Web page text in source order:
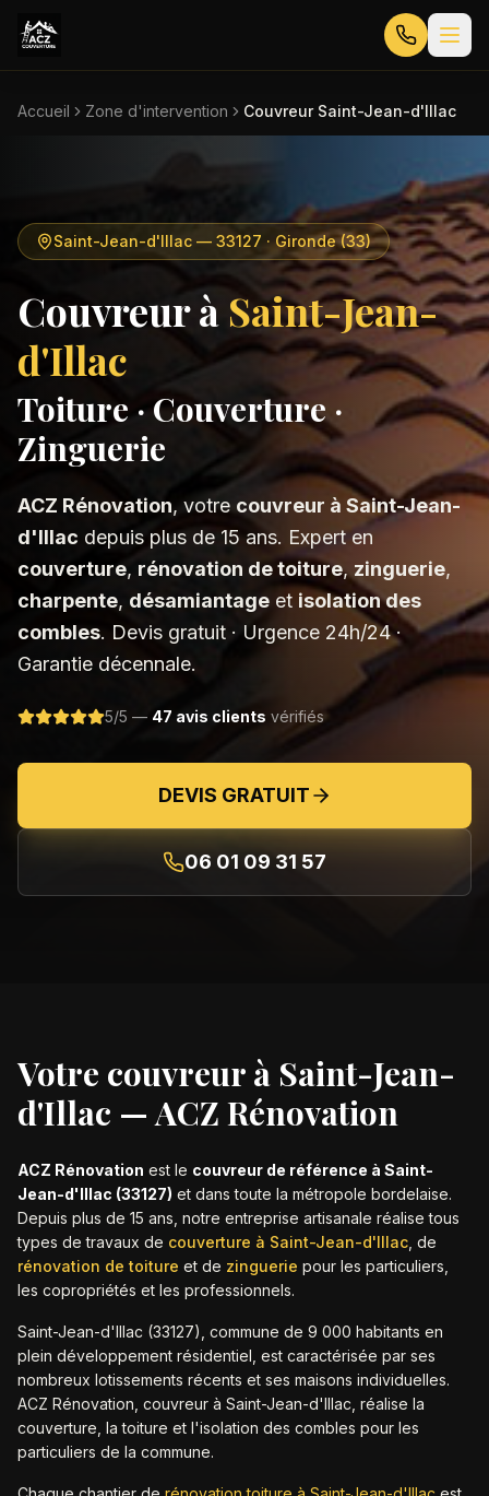
Accueil Zone d'intervention Couvreur Saint-Jean-d'Illac
Saint-Jean-d'Illac — 33127 · Gironde (33)
Couvreur à Saint-Jean-
d'Illac
Toiture · Couverture ·
Zinguerie
ACZ Rénovation, votre couvreur à Saint-Jean-
d'Illac depuis plus de 15 ans. Expert en
couverture, rénovation de toiture, zinguerie,
charpente, désamiantage et isolation des
combles. Devis gratuit · Urgence 24h/24 ·
Garantie décennale.
5/5 — 47 avis clients vérifiés
DEVIS GRATUIT
06 01 09 31 57
Votre couvreur à Saint-Jean-
d'Illac — ACZ Rénovation
ACZ Rénovation est le couvreur de référence à Saint-
Jean-d'Illac (33127) et dans toute la métropole bordelaise.
Depuis plus de 15 ans, notre entreprise artisanale réalise tous
types de travaux de couverture à Saint-Jean-d'Illac de
rénovation de toiture et de zinguerie pour les particuliers,
les copropriétés et les professionnels.
Saint-Jean-d'Illac (33127), commune de 9 000 habitants en
plein développement résidentiel, est caractérisée par ses
nombreux lotissements récents et ses maisons individuelles.
ACZ Rénovation, couvreur à Saint-Jean-d'Illac, réalise la
couverture, la toiture et l'isolation des combles pour les
particuliers de la commune.